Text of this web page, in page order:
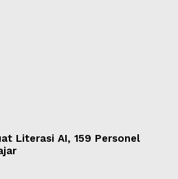
Literasi AI, 159 Personel